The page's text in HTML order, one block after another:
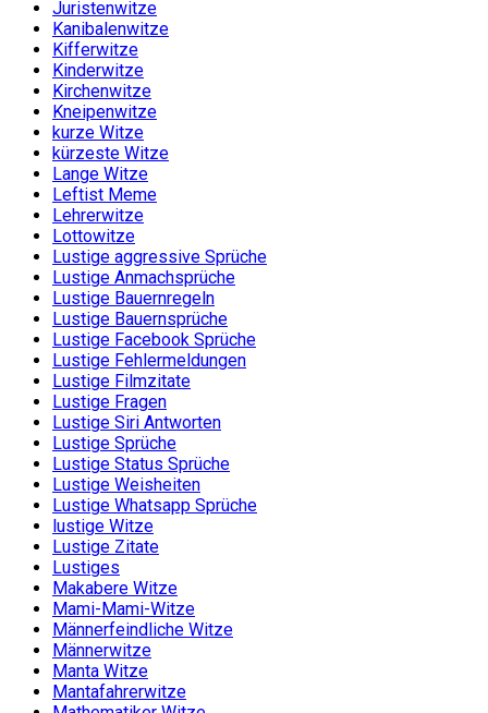
Juristenwitze
Kanibalenwitze
Kifferwitze
Kinderwitze
Kirchenwitze
Kneipenwitze
kurze Witze
kürzeste Witze
Lange Witze
Leftist Meme
Lehrerwitze
Lottowitze
Lustige aggressive Sprüche
Lustige Anmachsprüche
Lustige Bauernregeln
Lustige Bauernsprüche
Lustige Facebook Sprüche
Lustige Fehlermeldungen
Lustige Filmzitate
Lustige Fragen
Lustige Siri Antworten
Lustige Sprüche
Lustige Status Sprüche
Lustige Weisheiten
Lustige Whatsapp Sprüche
lustige Witze
Lustige Zitate
Lustiges
Makabere Witze
Mami-Mami-Witze
Männerfeindliche Witze
Männerwitze
Manta Witze
Mantafahrerwitze